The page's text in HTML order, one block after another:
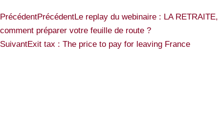
PrécédentPrécédentLe replay du webinaire : LA RETRAITE,
comment préparer votre feuille de route ?
SuivantExit tax : The price to pay for leaving France